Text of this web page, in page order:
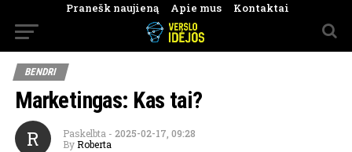
Pranešk naujieną Apie mus Kontaktai
BENDRI
Marketingas: Kas tai?
R Paskelbta - 2025-02-17, 09:28
By Roberta